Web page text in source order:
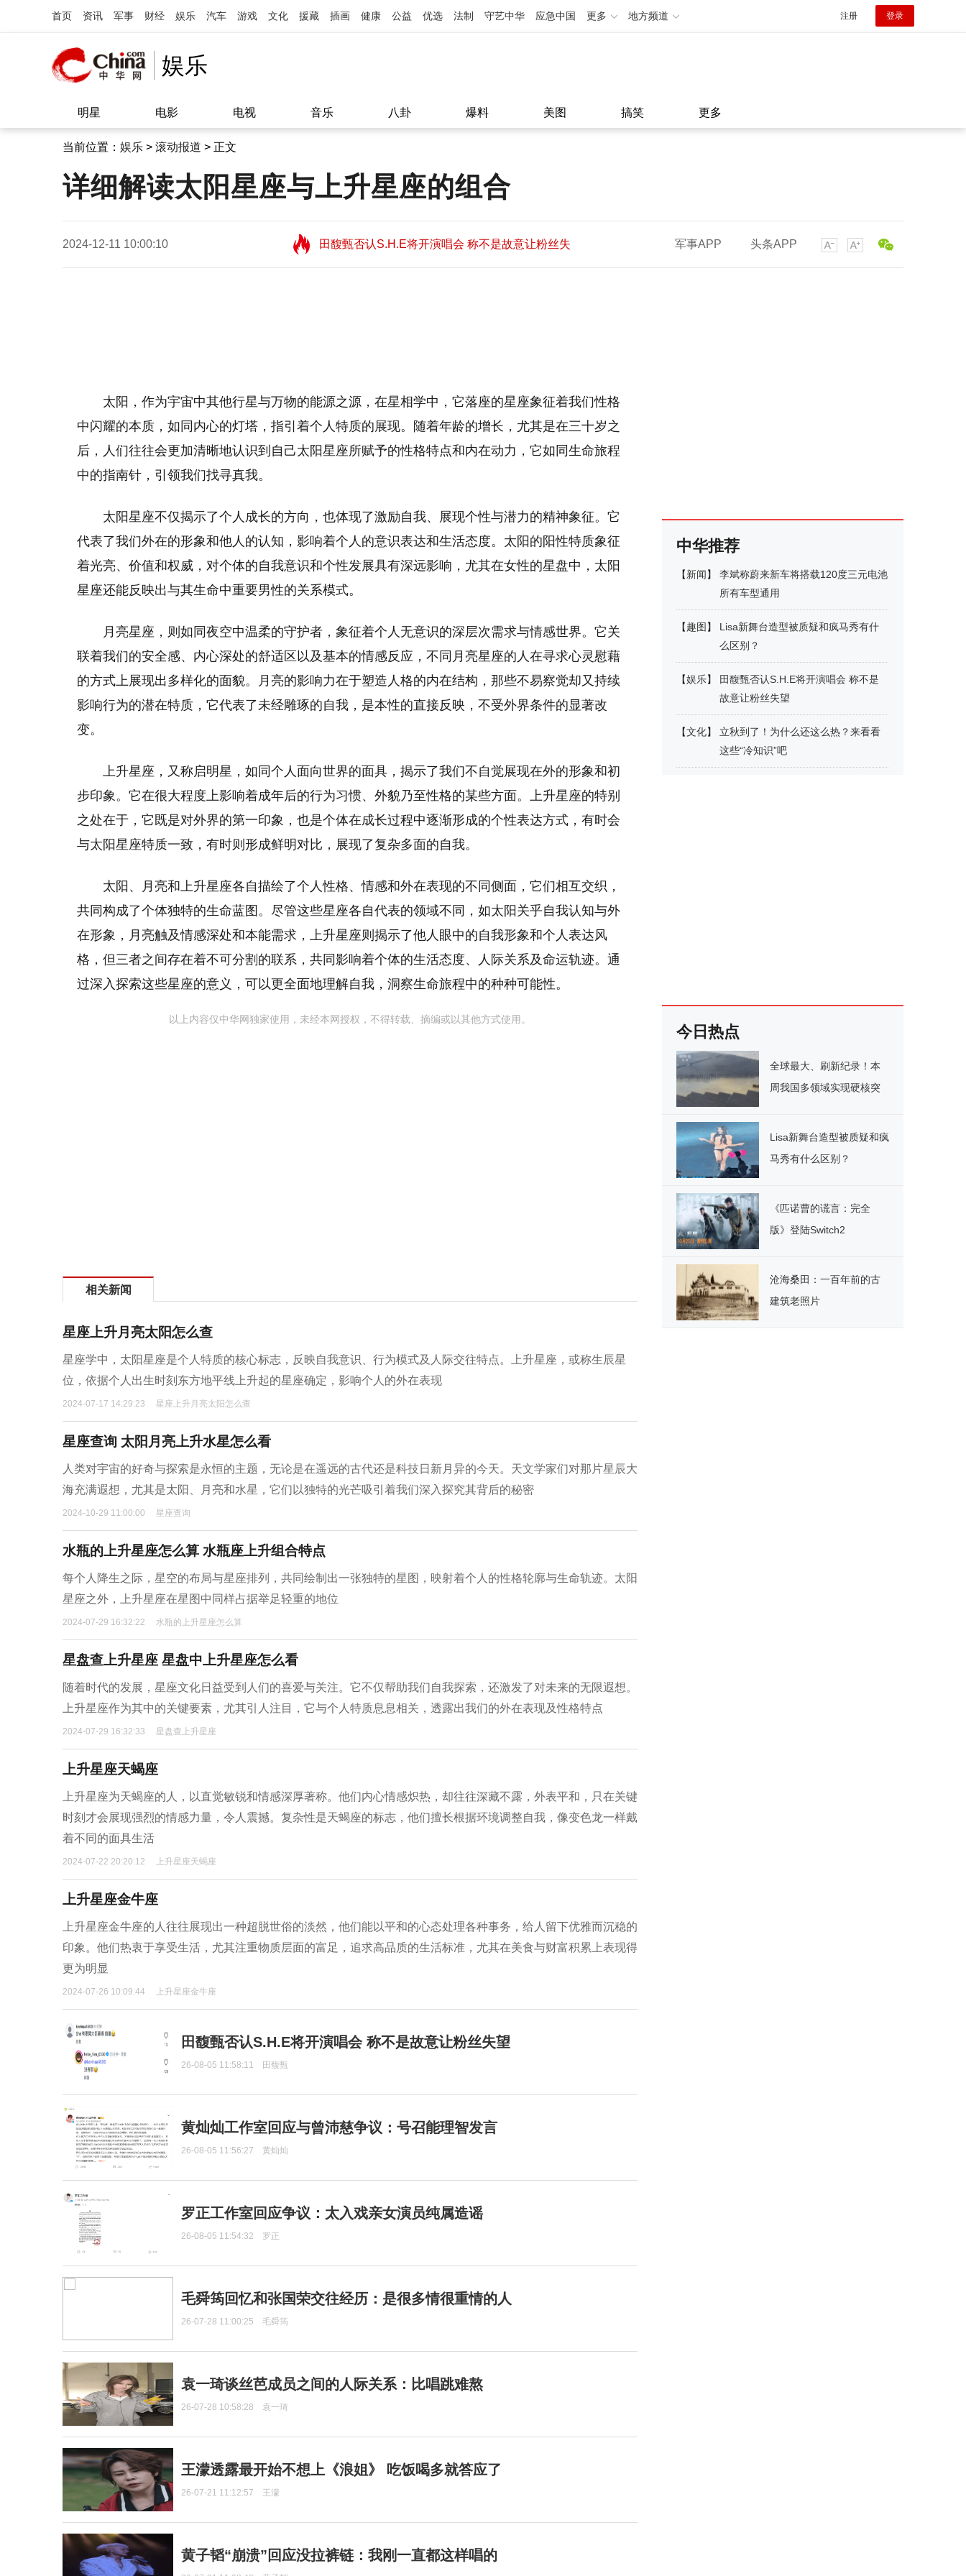
首页 资讯 军事 财经 娱乐 汽车 游戏 文化 援藏 插画 健康 公益 优选 法制 守艺中华 应急中国 更多 地方频道 注册 登录
娱乐
明星 电影 电视 音乐 八卦 爆料 美图 搞笑 更多
当前位置： 娱乐 > 滚动报道 > 正文
详细解读太阳星座与上升星座的组合
2024-12-11 10:00:10
田馥甄否认S.H.E将开演唱会 称不是故意让粉丝失
望11:08
田馥甄否认S.H.E将开演唱会 称不是故意让粉丝失
军事APP 头条APP
太阳，作为宇宙中其他行星与万物的能源之源，在星相学中，它落座的星座象征着我们性格
中闪耀的本质，如同内心的灯塔，指引着个人特质的展现。随着年龄的增长，尤其是在三十岁之
后，人们往往会更加清晰地认识到自己太阳星座所赋予的性格特点和内在动力，它如同生命旅程
中的指南针，引领我们找寻真我。
太阳星座不仅揭示了个人成长的方向，也体现了激励自我、展现个性与潜力的精神象征。它
代表了我们外在的形象和他人的认知，影响着个人的意识表达和生活态度。太阳的阳性特质象征
着光亮、价值和权威，对个体的自我意识和个性发展具有深远影响，尤其在女性的星盘中，太阳
星座还能反映出与其生命中重要男性的关系模式。
月亮星座，则如同夜空中温柔的守护者，象征着个人无意识的深层次需求与情感世界。它关
联着我们的安全感、内心深处的舒适区以及基本的情感反应，不同月亮星座的人在寻求心灵慰藉
的方式上展现出多样化的面貌。月亮的影响力在于塑造人格的内在结构，那些不易察觉却又持续
影响行为的潜在特质，它代表了未经雕琢的自我，是本性的直接反映，不受外界条件的显著改
变。
上升星座，又称启明星，如同个人面向世界的面具，揭示了我们不自觉展现在外的形象和初
步印象。它在很大程度上影响着成年后的行为习惯、外貌乃至性格的某些方面。上升星座的特别
之处在于，它既是对外界的第一印象，也是个体在成长过程中逐渐形成的个性表达方式，有时会
与太阳星座特质一致，有时则形成鲜明对比，展现了复杂多面的自我。
太阳、月亮和上升星座各自描绘了个人性格、情感和外在表现的不同侧面，它们相互交织，
共同构成了个体独特的生命蓝图。尽管这些星座各自代表的领域不同，如太阳关乎自我认知与外
在形象，月亮触及情感深处和本能需求，上升星座则揭示了他人眼中的自我形象和个人表达风
格，但三者之间存在着不可分割的联系，共同影响着个体的生活态度、人际关系及命运轨迹。通
过深入探索这些星座的意义，可以更全面地理解自我，洞察生命旅程中的种种可能性。
以上内容仅中华网独家使用，未经本网授权，不得转载、摘编或以其他方式使用。
相关新闻
星座上升月亮太阳怎么查
星座学中，太阳星座是个人特质的核心标志，反映自我意识、行为模式及人际交往特点。上升星座，或称生辰星
位，依据个人出生时刻东方地平线上升起的星座确定，影响个人的外在表现
2024-07-17 14:29:23 星座上升月亮太阳怎么查
星座查询 太阳月亮上升水星怎么看
人类对宇宙的好奇与探索是永恒的主题，无论是在遥远的古代还是科技日新月异的今天。天文学家们对那片星辰大
海充满遐想，尤其是太阳、月亮和水星，它们以独特的光芒吸引着我们深入探究其背后的秘密
2024-10-29 11:00:00 星座查询
水瓶的上升星座怎么算 水瓶座上升组合特点
每个人降生之际，星空的布局与星座排列，共同绘制出一张独特的星图，映射着个人的性格轮廓与生命轨迹。太阳
星座之外，上升星座在星图中同样占据举足轻重的地位
2024-07-29 16:32:22 水瓶的上升星座怎么算
星盘查上升星座 星盘中上升星座怎么看
随着时代的发展，星座文化日益受到人们的喜爱与关注。它不仅帮助我们自我探索，还激发了对未来的无限遐想。
上升星座作为其中的关键要素，尤其引人注目，它与个人特质息息相关，透露出我们的外在表现及性格特点
2024-07-29 16:32:33 星盘查上升星座
上升星座天蝎座
上升星座为天蝎座的人，以直觉敏锐和情感深厚著称。他们内心情感炽热，却往往深藏不露，外表平和，只在关键
时刻才会展现强烈的情感力量，令人震撼。复杂性是天蝎座的标志，他们擅长根据环境调整自我，像变色龙一样戴
着不同的面具生活
2024-07-22 20:20:12 上升星座天蝎座
上升星座金牛座
上升星座金牛座的人往往展现出一种超脱世俗的淡然，他们能以平和的心态处理各种事务，给人留下优雅而沉稳的
印象。他们热衷于享受生活，尤其注重物质层面的富足，追求高品质的生活标准，尤其在美食与财富积累上表现得
更为明显
2024-07-26 10:09:44 上升星座金牛座
田馥甄否认S.H.E将开演唱会 称不是故意让粉丝失望
26-08-05 11:58:11 田馥甄
黄灿灿工作室回应与曾沛慈争议：号召能理智发言
26-08-05 11:56:27 黄灿灿
罗正工作室回应争议：太入戏亲女演员纯属造谣
26-08-05 11:54:32 罗正
毛舜筠回忆和张国荣交往经历：是很多情很重情的人
26-07-28 11:00:25 毛舜筠
袁一琦谈丝芭成员之间的人际关系：比唱跳难熬
26-07-28 10:58:28 袁一琦
王濛透露最开始不想上《浪姐》 吃饭喝多就答应了
26-07-21 11:12:57 王濛
黄子韬“崩溃”回应没拉裤链：我刚一直都这样唱的
中华推荐
【新闻】
李斌称蔚来新车将搭载120度三元电池
所有车型通用
【趣图 】
Lisa新舞台造型被质疑和疯马秀有什
么区别？
【娱乐】
田馥甄否认S.H.E将开演唱会 称不是
故意让粉丝失望
【文化】
立秋到了！为什么还这么热？来看看
这些“冷知识”吧
今日热点
全球最大、刷新纪录！本
周我国多领域实现硬核突
Lisa新舞台造型被质疑和疯
马秀有什么区别？
《匹诺曹的谎言：完全
版》登陆Switch2
沧海桑田：一百年前的古
建筑老照片